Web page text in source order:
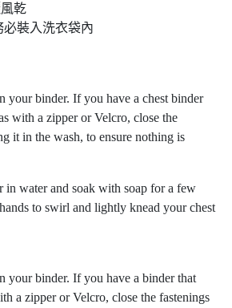
乾
裝入洗衣袋內
your binder. If you have a chest binder
with a zipper or Velcro, close the
it in the wash, to ensure nothing is
in water and soak with soap for a few
to swirl and lightly knead your chest
your binder. If you have a binder that
a zipper or Velcro, close the fastenings